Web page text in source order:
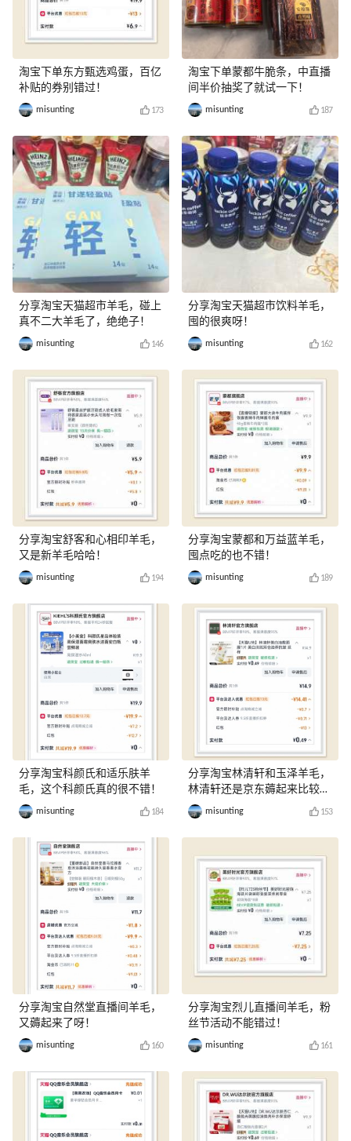
淘宝下单东方甄选鸡蛋，百亿
补贴的券别错过！
misunting 173
分享淘宝天猫超市羊毛，碰上
真不二大羊毛了，绝绝子！
misunting 146
分享淘宝舒客和心相印羊毛，
又是新羊毛哈哈！
misunting 194
分享淘宝科颜氏和适乐肤羊
毛，这个科颜氏真的很不错！
misunting 184
分享淘宝自然堂直播间羊毛，
又薅起来了呀！
misunting 160
淘宝下单蒙都牛脆条，中直播
间半价抽奖了就试一下！
misunting 187
分享淘宝天猫超市饮料羊毛，
囤的很爽呀！
misunting 162
分享淘宝蒙都和万益蓝羊毛，
囤点吃的也不错！
misunting 189
分享淘宝林清轩和玉泽羊毛，
林清轩还是京东薅起来比较
爽！misunting 153
分享淘宝烈儿直播间羊毛，粉
丝节活动不能错过！
misunting 161